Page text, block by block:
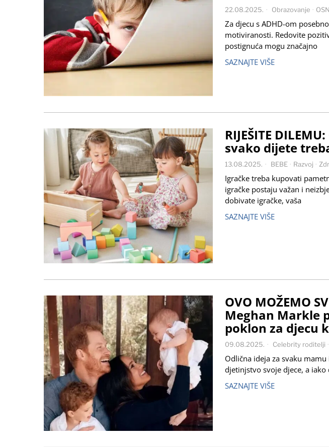
22.08.2025. Obrazovanje ·
Za djecu s ADHD-om
motiviranosti. Redovite
postignuća mogu značajno
SAZNAJTE VIŠE
RIJEŠITE
svako dijete
13.08.2025. BEBE · Razvoj ·
Igračke treba kupovati
igračke postaju važan i
dobivate igračke, vaša
SAZNAJTE VIŠE
OVO MOŽEMO
Meghan Markle
poklon za djecu
09.08.2025. Celebrity roditelji ·
Odlična ideja za svaku
djetinjstvo svoje djece, a
SAZNAJTE VIŠE